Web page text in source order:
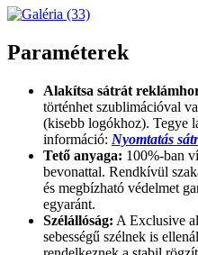
Paraméterek
Alakítsa sátrát
történhet szublimációval
(kisebb logókhoz). Tegye
információ: Nyomtatás
Tető anyaga: 100%-ban
bevonattal. Rendkívül
és megbízható védelmet
egyaránt.
Szélállóság: A Exclusive
sebességű szélnek is